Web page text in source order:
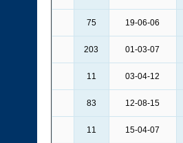
19-06-06
75
01-03-07
203
03-04-12
11
12-08-15
83
15-04-07
11